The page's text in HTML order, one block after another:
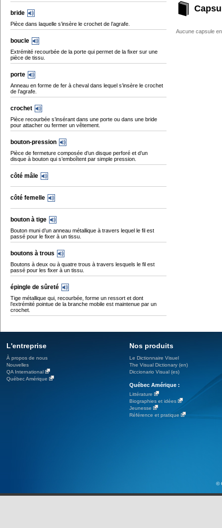
bride
Pièce dans laquelle s’insère le crochet de l’agrafe.
boucle
Extrémité recourbée de la porte qui permet de la fixer sur une
pièce de tissu.
porte
Anneau en forme de fer à cheval dans lequel s’insère le crochet
de l’agrafe.
crochet
Pièce recourbée s’insérant dans une porte ou dans une bride
pour attacher ou fermer un vêtement.
bouton-pression
Pièce de fermeture composée d’un disque perforé et d’un
disque à bouton qui s’emboîtent par simple pression.
côté mâle
côté femelle
bouton à tige
Bouton muni d’un anneau métallique à travers lequel le fil est
passé pour le fixer à un tissu.
boutons à trous
Boutons à deux ou à quatre trous à travers lesquels le fil est
passé pour les fixer à un tissu.
épingle de sûreté
Tige métallique qui, recourbée, forme un ressort et dont
l’extrémité pointue de la branche mobile est maintenue par un
crochet.
Aucune capsule
L'entreprise
À propos de nous
Nouvelles
QA International
Québec Amérique
Nos produits
Le Dictionnaire Visuel
The Visual Dictionary (en)
Diccionario Visual (es)
Québec Amérique :
Littérature
Biographies et idées
Jeunesse
Référence et pratique
©